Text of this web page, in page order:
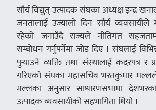
सौर्य विद्युत् उत्पादक संघका अध्यक्ष इन्द्र
जनतालाई उज्यालो दिन सौर्य व्यवसायीले
रहेको जनाउँदै राज्यले नीतिगत
सम्बोधन गर्नुपर्नेमा जोड दिए । संघलाई
पुर्‍याउने व्यक्ति तथा संस्थालाई कदरपत्र र
गरिएको संघका महासचिव भरतकुमार
मल्लका अनुसार साधारणसभामा
उत्पादक व्यवसायीको सहभागिता थियो ।